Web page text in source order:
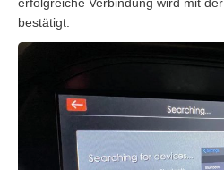
erfolgreiche Verbindung wird mit
bestätigt.